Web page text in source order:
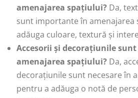
amenajarea spațiului? Da,
sunt importante în amenajarea
adăuga culoare, textură și
Accesorii și decorațiunile sunt
amenajarea spațiului? Da,
decorațiunile sunt necesare în
pentru a adăuga o notă de